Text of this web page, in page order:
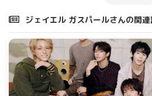
ジェイエル ガスパールさんの関